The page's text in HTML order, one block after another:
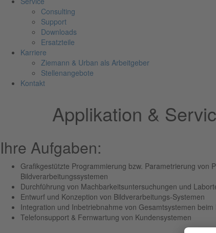
Consulting
Support
Downloads
Ersatzteile
Karriere
Ziemann & Urban als Arbeitgeber
Stellenangebote
Kontakt
Applikation &
Ihre Aufgaben:
Grafikgestützte Programmierung bzw. Parametrierung von
Bildverarbeitungssystemen
Durchführung von Machbarkeitsuntersuchungen und
Entwurf und Konzeption von Bildverarbeitungs-Systemen
Integration und Inbetriebnahme von Gesamtsystemen beim
Telefonsupport & Fernwartung von Kundensystemen